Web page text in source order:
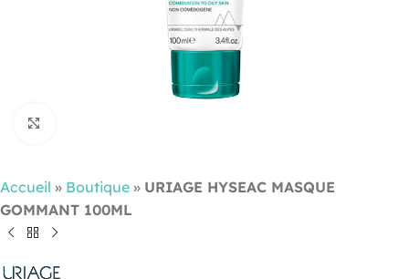
Accueil » Boutique » URIAGE HYSEAC MASQUE
GOMMANT 100ML